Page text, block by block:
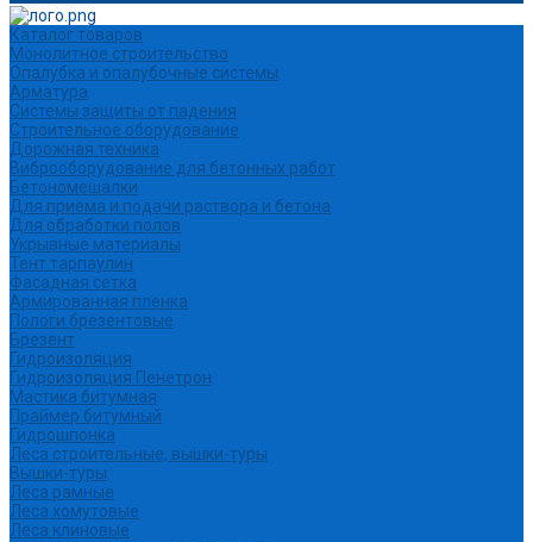
Каталог товаров
Монолитное строительство
Опалубка и опалубочные системы
Арматура
Системы защиты от падения
Строительное оборудование
Дорожная техника
Виброоборудование для бетонных работ
Бетономешалки
Для приема и подачи раствора и бетона
Для обработки полов
Укрывные материалы
Тент тарпаулин
Фасадная сетка
Армированная пленка
Пологи брезентовые
Брезент
Гидроизоляция
Гидроизоляция Пенетрон
Мастика битумная
Праймер битумный
Гидрошпонка
Леса строительные, вышки-туры
Вышки-туры
Леса рамные
Леса хомутовые
Леса клиновые